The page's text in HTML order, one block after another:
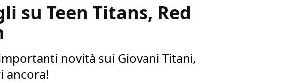
su Teen Titans, Red
novità sui Giovani Titani,
ancora!